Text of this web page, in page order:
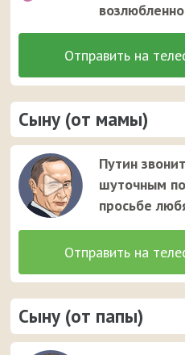
Сыну (от мамы)
Путин
шуточным
просьбе
Сыну (от папы)